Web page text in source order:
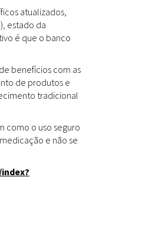
atualizados,
estado da
é que o banco
benefícios com as
de produtos e
tradicional
como o uso seguro
e não se